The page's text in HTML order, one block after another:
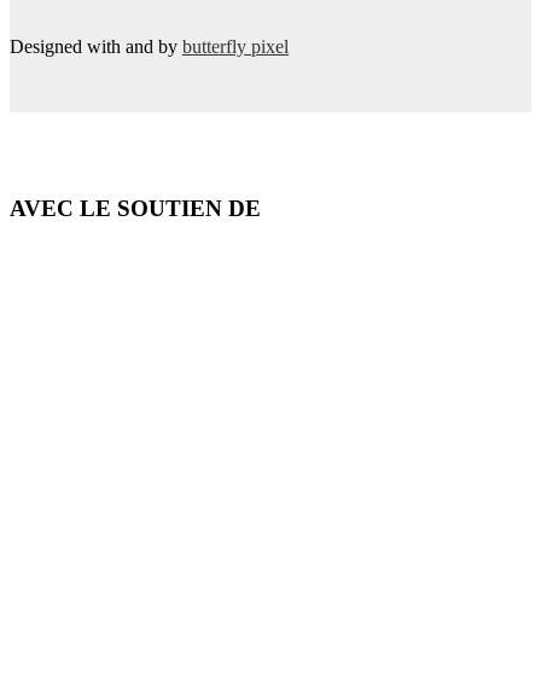
Designed with and by butterfly pixel
AVEC LE SOUTIEN DE